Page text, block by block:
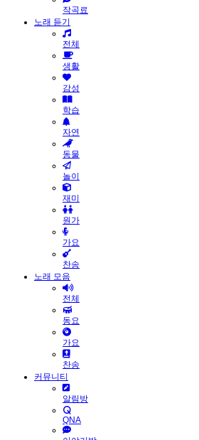
작곡료
노래 듣기
전체
생활
감성
학습
자연
동물
놀이
재미
원가
가요
찬송
노래 모음
전체
동요
가요
찬송
커뮤니티
알림방
QNA